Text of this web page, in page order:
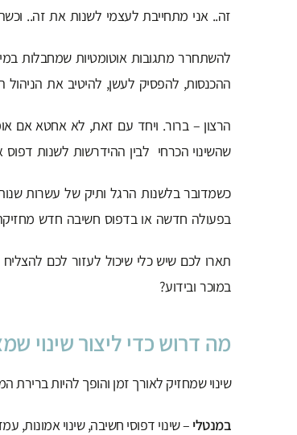
זה.. אני מתחייבת לעצמי לשנות את זה..
להשתחרר מתגובות אוטומטיות שמחבלות
ההכנסות, להפסיק לעשן, להיטיב את הניהול
הרצון – ברור. ויחד עם זאת, לא אחטא אם
שהשינוי הכרחי לבין ההידרשות לשנות
כשמדובר בלשנות הרגל ותיק של עשרות
בפעולה חדשה או בדפוס חשיבה חדש
תארו לכם שיש כלי שיכול לעזור לכם
במוכר ובידוע?
מה דרוש כדי ליצור שינוי
שינוי שמחזיק לאורך זמן והופך להיות ברירת
במנטלי – שינוי דפוסי חשיבה, שינוי אמונות,